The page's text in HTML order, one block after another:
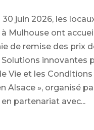
juin 2026, les
à Mulhouse ont
de remise des prix
innovantes
Vie et les Conditions
Alsace », organisé
en partenariat avec...